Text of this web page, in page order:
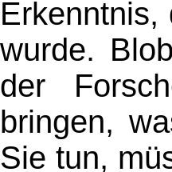
wurde.
der
bringen,
Sie tun,